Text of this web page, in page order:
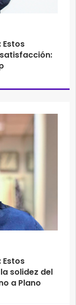
Estos
Estos
solidez del
a Plano